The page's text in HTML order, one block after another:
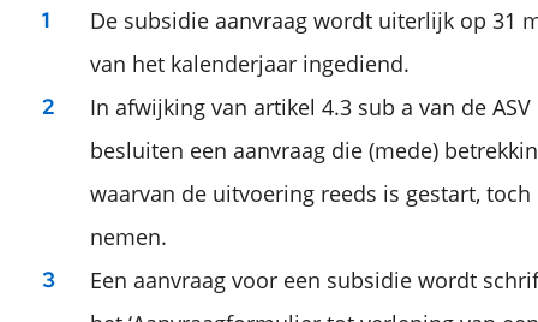
De subsidie aanvraag wordt uiterlijk op 31
van het kalenderjaar ingediend.
In afwijking van artikel 4.3 sub a van de
besluiten een aanvraag die (mede)
waarvan de uitvoering reeds is gestart,
nemen.
Een aanvraag voor een subsidie wordt